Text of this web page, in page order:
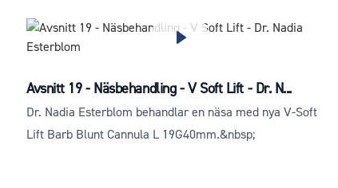
Avsnitt 19 - Näsbehandling - V Soft Lift - Dr. N...
Dr. Nadia Esterblom behandlar en näsa med nya V-Soft
Lift Barb Blunt Cannula L 19G40mm.&nbsp;